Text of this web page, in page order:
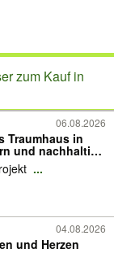
zum Kauf in
06.08.2026
Traumhaus in
und nachhaltig
...
04.08.2026
und Herzen